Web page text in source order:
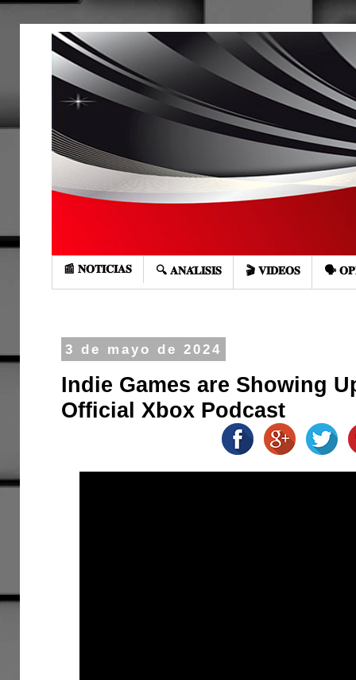
📰 𝐍𝐎𝐓𝐈𝐂𝐈𝐀𝐒 🔍 𝐀𝐍𝐀́𝐋𝐈𝐒𝐈𝐒 🎬 𝐕𝐈𝐃𝐄𝐎𝐒 🗣️
3 de mayo de 2024
Indie Games are Showing
Official Xbox Podcast